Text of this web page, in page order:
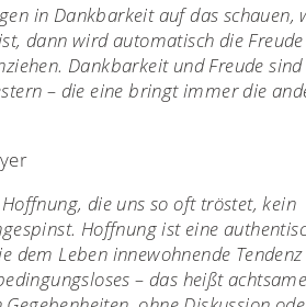
in Dankbarkeit auf das schauen,
dann wird automatisch die
Dankbarkeit und Freude sind
– die eine bringt immer die
die uns so oft tröstet, kein
Hoffnung ist eine
dem Leben innewohnende
– das heißt